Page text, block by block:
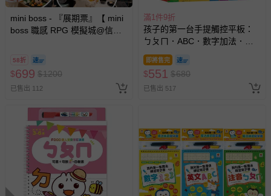
mini boss - 『展期票』【 mini
boss 職感 RPG 模擬城@信義
期作廢) (兒童票(2歲以上)贈一
名陪伴成人)
58折
$699 $1200
已售出 112
滿1件9折
孩子的第一台手提觸控平板：
ㄅㄆㄇ．ABC．數字加法．九
九乘法-內含注音符號+英文字
母+數字+九九乘法+7首兒歌+互
動遊戲
即將售完
$551 $680
已售出 517